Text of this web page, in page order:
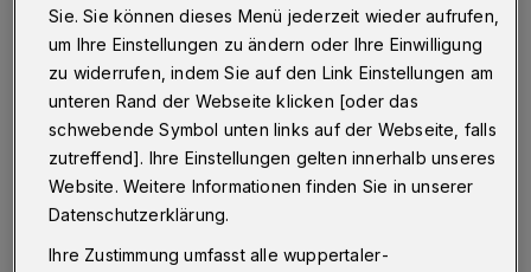
Die langjährige Kooperation zwischen dem
Helios Universitätsklinikum Wuppertal und
der Universität Witten/Herdecke hat eine
Plattform für medizinische Forschung und
Innovation geschaffen. Diese Zusammenarbeit
zieht Studierende, Ärzte und Forscher aus der
ganzen Welt an, die von der Möglichkeit
Sie. Sie können dieses Menü jederzeit wieder aufrufen,
um Ihre Einstellungen zu ändern oder Ihre Einwilligung
zu widerrufen, indem Sie auf den Link Einstellungen am
unteren Rand der Webseite klicken [oder das
schwebende Symbol unten links auf der Webseite, falls
zutreffend]. Ihre Einstellungen gelten innerhalb unseres
Website. Weitere Informationen finden Sie in unserer
Datenschutzerklärung.
Ihre Zustimmung umfasst alle wuppertaler-